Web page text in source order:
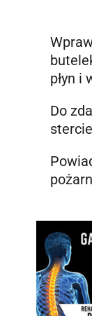
płyn i
Do